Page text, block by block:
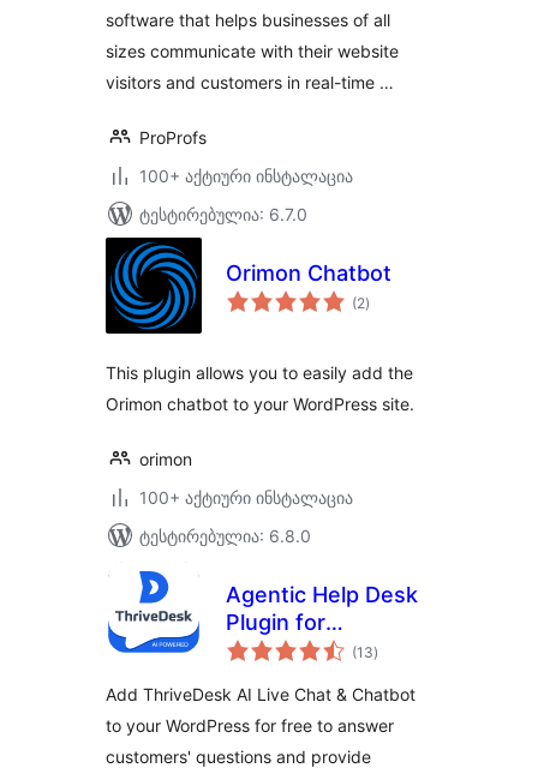
software that helps businesses of all
sizes communicate with their website
visitors and customers in real-time …
ProProfs
100+ აქტიური ინსტალაცია
ტესტირებულია: 6.7.0
Orimon Chatbot
(2საერთო
რეიტინგი
)
This plugin allows you to easily add the
Orimon chatbot to your WordPress site.
orimon
100+ აქტიური ინსტალაცია
ტესტირებულია: 6.8.0
Agentic Help Desk
Plugin for
WordPress – Live
Ticketing –
ThriveDesk
(13საერთო
რეიტინგი
)
Add ThriveDesk AI Live Chat & Chatbot
to your WordPress for free to answer
customers' questions and provide